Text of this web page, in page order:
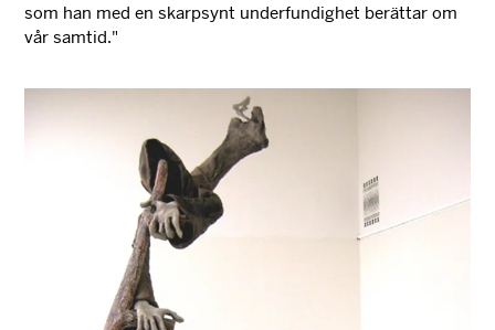
som han med en skarpsynt underfundighet berättar om
vår samtid."